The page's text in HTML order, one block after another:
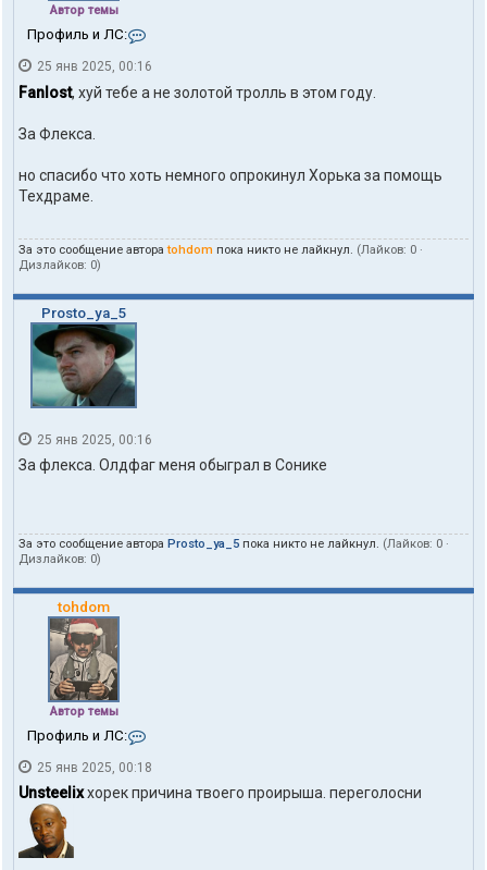
Автор темы
Профиль и ЛС:
н
т
а
п
з
о
а
d
m
25 янв 2025, 00:16
Fanlost, хуй тебе а не золотой тролль в этом году.
За Флекса.
но спасибо что хоть немного опрокинул Хорька за помощь
Техдраме.
За это сообщение автораtohdom пока никто не лайкнул. (Лайков: 0 ·
Дизлайков: 0)
Prosto_ya_5
25 янв 2025, 00:16
За флекса. Олдфаг меня обыграл в Сонике
За это сообщение автора Prosto_ya_5 пока никто не лайкнул. (Лайков: 0 ·
Дизлайков: 0)
tohdom
Автор темы
Профиль и ЛС:
н
т
25 янв 2025, 00:18
Unsteelixхорек причина твоего проирыша. переголосни